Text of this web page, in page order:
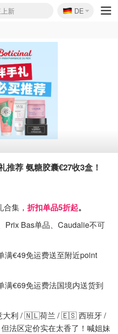
新
大促
失效
折
外叠85折
每日更新
起+叠9折
🇩🇪
DE
推荐 氨糖胶囊€27收3盒！
集， 折扣单品5折起。
Prix Bas单品、Caudalie不可
满€49免运费送至附近point
满€69免运费法国境内送货到
利 / 🇳🇱荷兰 / 🇪🇸 西班牙 /
法区定价实在太香了！喊姐妹